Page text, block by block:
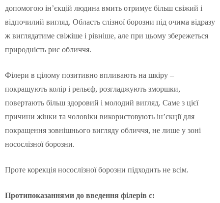
допомогою ін’єкцій людина вмить отримує більш свіжий і
відпочилий вигляд. Область слізної борозни під очима відразу
ж виглядатиме свіжіше і рівніше, але при цьому збережеться
природність рис обличчя.
Філери в цілому позитивно впливають на шкіру –
покращують колір і рельєф, розгладжують зморшки,
повертають більш здоровий і молодий вигляд. Саме з цієї
причини жінки та чоловіки використовують ін’єкції для
покращення зовнішнього вигляду обличчя, не лише у зоні
носослізної борозни.
Проте корекція носослізної борозни підходить не всім.
Протипоказаннями до введення філерів є: